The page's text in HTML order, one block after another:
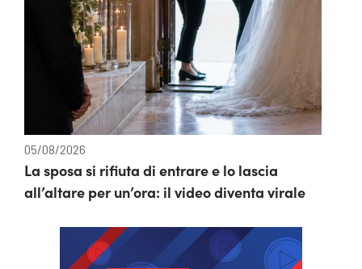
05/08/2026
La sposa si rifiuta di entrare e lo lascia
all’altare per un’ora: il video diventa virale